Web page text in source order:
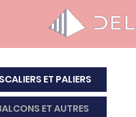
ET PALIERS
ET AUTRES